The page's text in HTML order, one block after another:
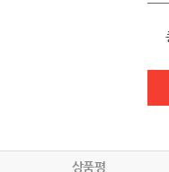
상품평